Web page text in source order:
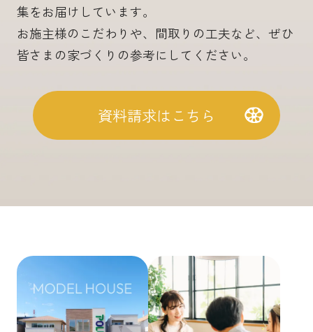
集をお届けしています。
お施主様のこだわりや、間取りの工夫など、ぜひ
皆さまの家づくりの参考にしてください。
資料請求はこちら